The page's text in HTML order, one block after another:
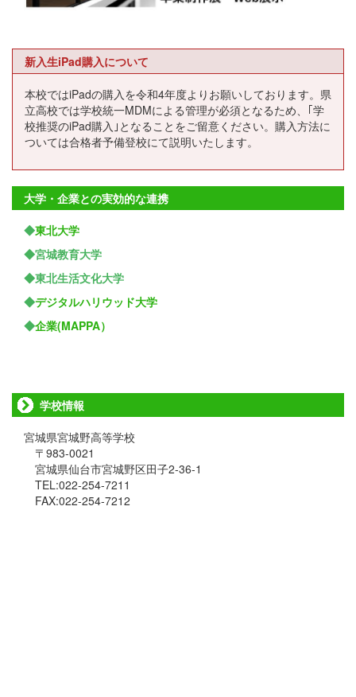
新入生iPad購入について
本校ではiPadの購入を令和4年度よりお願いしております。県
立高校では学校統一MDMによる管理が必須となるため、｢学
校推奨のiPad購入｣となることをご留意ください。購入方法に
ついては合格者予備登校にて説明いたします。
大学・企業との実効的な連携
◆東北大学
◆宮城教育大学
◆東北生活文化大学
◆デジタルハリウッド大学
◆企業(MAPPA）
学校情報
宮城県宮城野高等学校
〒983-0021
宮城県仙台市宮城野区田子2-36-1
TEL:022-254-7211
FAX:022-254-7212